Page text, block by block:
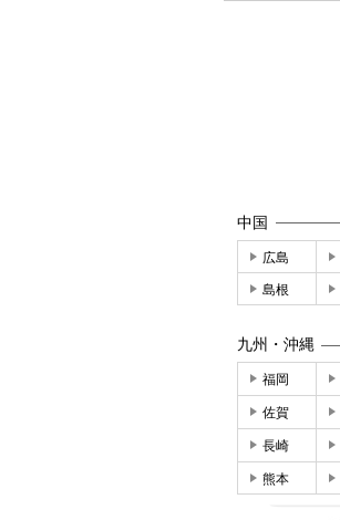
中国
広島
島根
九州・沖縄
福岡
佐賀
長崎
熊本